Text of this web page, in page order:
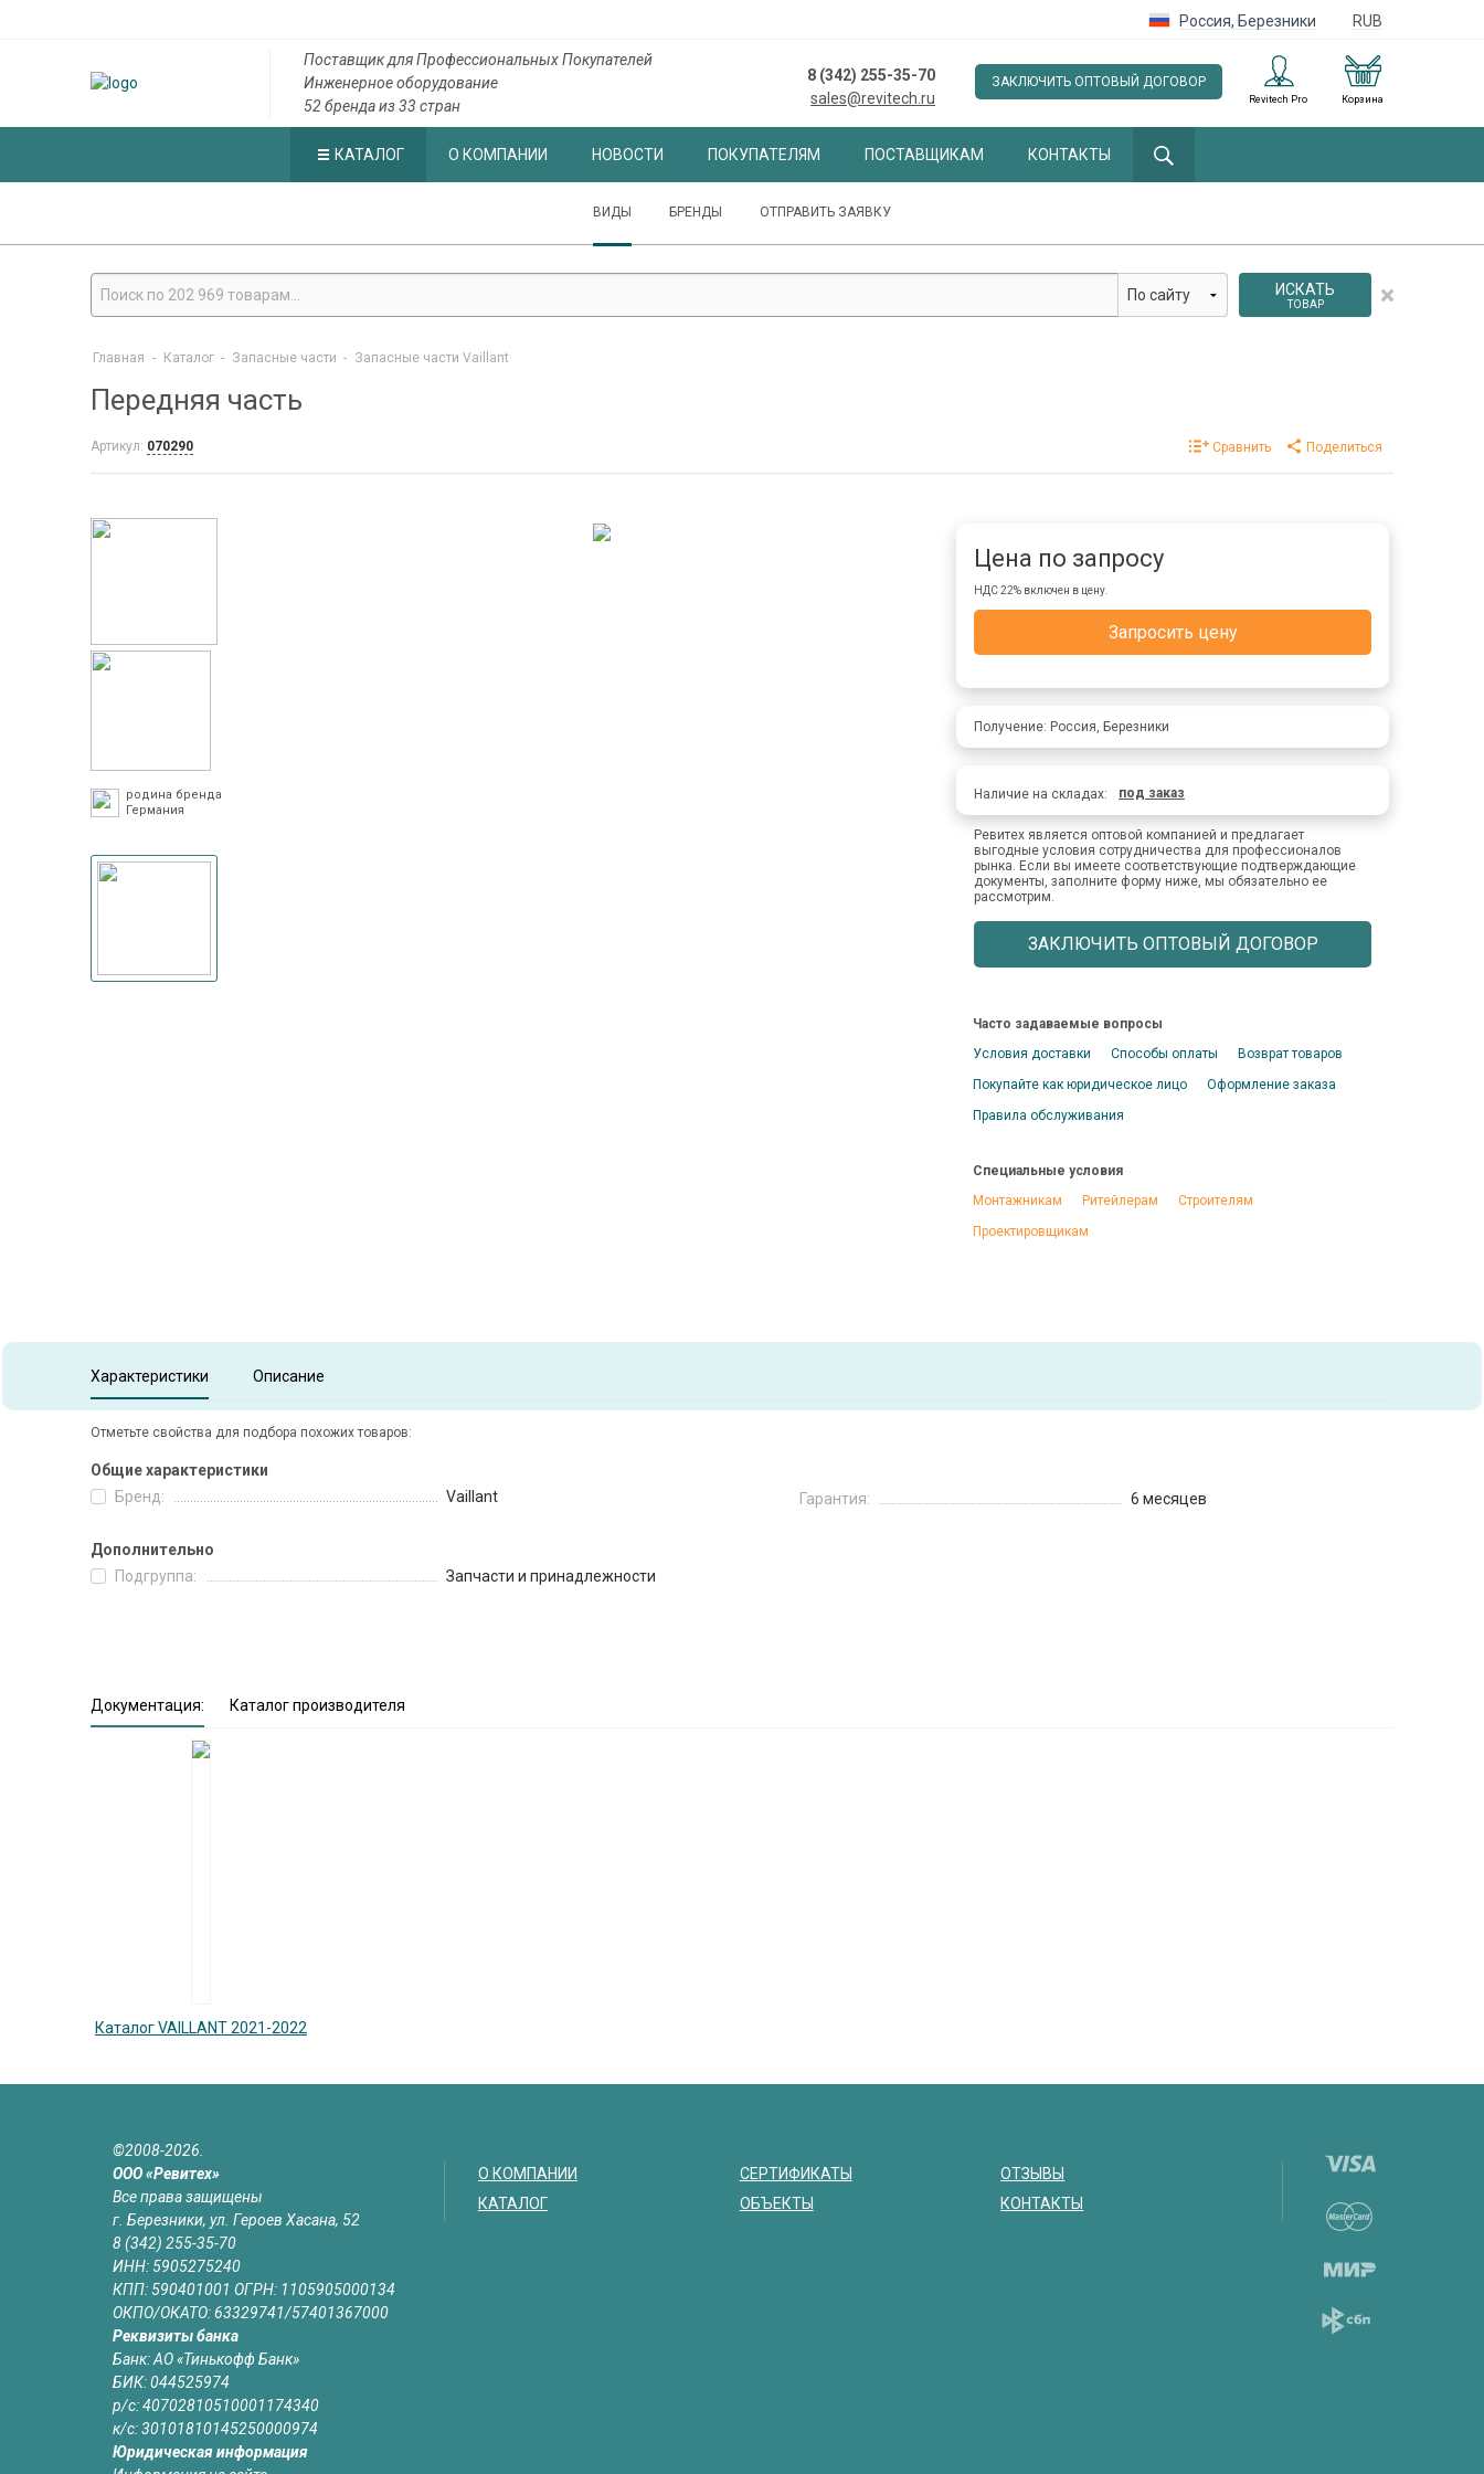
Россия, Березники RUB
Корзина
Revitech Pro
ЗАКЛЮЧИТЬ ОПТОВЫЙ ДОГОВОР
8 (342) 255-35-70
sales@revitech.ru
Поставщик для Профессиональных Покупателей
Инженерное оборудование
52 бренда из 33 стран
КАТАЛОГ О КОМПАНИИ НОВОСТИ ПОКУПАТЕЛЯМ ПОСТАВЩИКАМ КОНТАКТЫ
ВИДЫ БРЕНДЫ ОТПРАВИТЬ ЗАЯВКУ
ИСКАТЬ
ТОВАР
Главная - Каталог - Запасные части - Запасные части Vaillant
Передняя часть
Артикул: 070290 Сравнить Поделиться
родина бренда
Германия
Цена по запросу
НДС 22% включен в цену.
Запросить цену
Получение: Россия, Березники
Наличие на складах: под заказ
Ревитех является оптовой компанией и предлагает
выгодные условия сотрудничества для профессионалов
рынка. Если вы имеете соответствующие подтверждающие
документы, заполните форму ниже, мы обязательно ее
рассмотрим.
ЗАКЛЮЧИТЬ ОПТОВЫЙ ДОГОВОР
Часто задаваемые вопросы
Условия доставки
Способы оплаты
Возврат товаров
Покупайте как юридическое лицо
Оформление заказа
Правила обслуживания
Специальные условия
Монтажникам
Ритейлерам
Строителям
Проектировщикам
Характеристики Описание
Отметьте свойства для подбора похожих товаров:
Общие характеристики
Бренд:
Vaillant Гарантия: 6 месяцев
Дополнительно
Подгруппа:
Запчасти и принадлежности
Документация: Каталог производителя
Каталог VAILLANT 2021-2022
©2008-2026.
ООО «Ревитех»
Все права защищены
г. Березники, ул. Героев Хасана, 52
8 (342) 255-35-70
ИНН: 5905275240
КПП: 590401001 ОГРН: 1105905000134
ОКПО/ОКАТО: 63329741/57401367000
Реквизиты банка
Банк: АО «Тинькофф Банк»
БИК: 044525974
р/с: 40702810510001174340
к/с: 30101810145250000974
Юридическая информация
О КОМПАНИИ
КАТАЛОГ
СЕРТИФИКАТЫ
ОБЪЕКТЫ
ОТЗЫВЫ
КОНТАКТЫ